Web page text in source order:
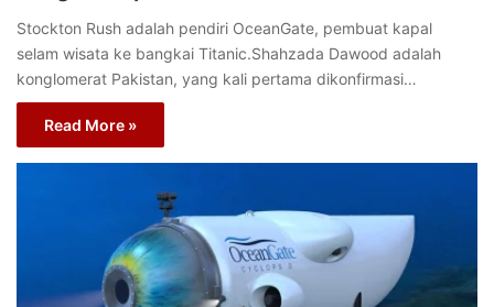
Stockton Rush adalah pendiri OceanGate, pembuat kapal
selam wisata ke bangkai Titanic.Shahzada Dawood adalah
konglomerat Pakistan, yang kali pertama dikonfirmasi…
Read More »